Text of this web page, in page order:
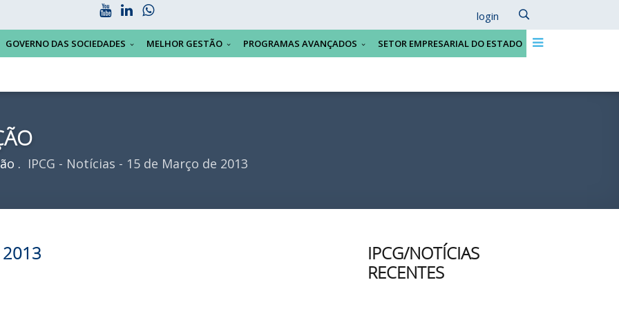
login
GOVERNO DAS SOCIEDADES MELHOR GESTÃO PROGRAMAS AVANÇADOS SETOR EMPRESARIAL DO ESTADO
IPCG - Notícias - 15 de Março de 2013
IPCG/NOTÍCIAS
RECENTES